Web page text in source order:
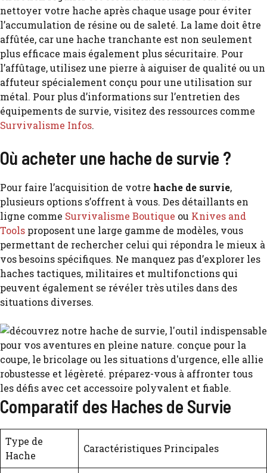
nettoyer votre hache après chaque usage pour éviter
l’accumulation de résine ou de saleté. La lame doit être
affûtée, car une hache tranchante est non seulement
plus efficace mais également plus sécuritaire. Pour
l’affûtage, utilisez une pierre à aiguiser de qualité ou un
affuteur spécialement conçu pour une utilisation sur
métal. Pour plus d’informations sur l’entretien des
équipements de survie, visitez des ressources comme
Survivalisme Infos.
Où acheter une hache de survie ?
Pour faire l’acquisition de votre hache de survie,
plusieurs options s’offrent à vous. Des détaillants en
ligne comme Survivalisme Boutique ou Knives and
Tools proposent une large gamme de modèles, vous
permettant de rechercher celui qui répondra le mieux à
vos besoins spécifiques. Ne manquez pas d’explorer les
haches tactiques, militaires et multifonctions qui
peuvent également se révéler très utiles dans des
situations diverses.
Comparatif des Haches de Survie
Type de
Hache
Caractéristiques Principales